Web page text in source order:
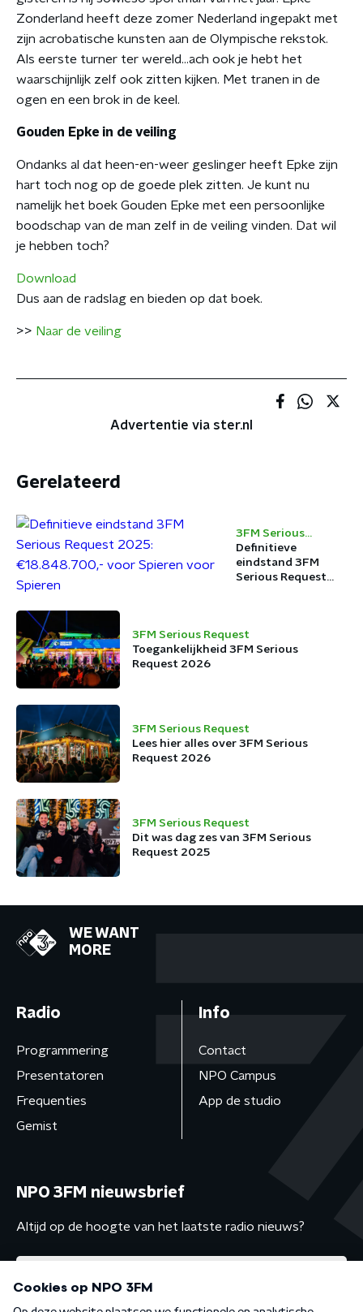
Zonderland heeft deze zomer Nederland ingepakt met
zijn acrobatische kunsten aan de Olympische rekstok.
Als eerste turner ter wereld...ach ook je hebt het
waarschijnlijk zelf ook zitten kijken. Met tranen in de
ogen en een brok in de keel.
Gouden Epke in de veiling
Ondanks al dat heen-en-weer geslinger heeft Epke zijn
hart toch nog op de goede plek zitten. Je kunt nu
namelijk het boek Gouden Epke met een persoonlijke
boodschap van de man zelf in de veiling vinden. Dat wil
je hebben toch?
Download
Dus aan de radslag en bieden op dat boek.
>> Naar de veiling
Advertentie via ster.nl
Gerelateerd
3FM Serious
Request
Definitieve
eindstand 3FM
Serious Request
Spieren
3FM Serious Request
Toegankelijkheid 3FM Serious
Request 2026
3FM Serious Request
Lees hier alles over 3FM Serious
Request 2026
3FM Serious Request
Dit was dag zes van 3FM Serious
Request 2025
WE WANT
MORE
Radio
Programmering
Presentatoren
Frequenties
Gemist
Info
Contact
NPO Campus
App de studio
NPO 3FM nieuwsbrief
Altijd op de hoogte van het laatste radio nieuws?